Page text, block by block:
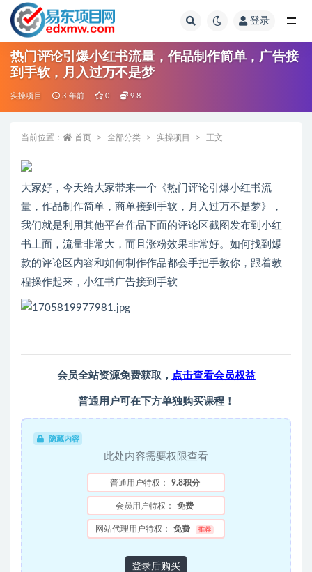
登录
热门评论引爆小红书流量，作品制作简单，广告接
到手软，月入过万不是梦
实操项目 3 年前 0 9.8
当前位置： 首页 全部分类 实操项目 正文
大家好，今天给大家带来一个《热门评论引爆小红书流
量，作品制作简单，商单接到手软，月入过万不是梦》，
我们就是利用其他平台作品下面的评论区截图发布到小红
书上面，流量非常大，而且涨粉效果非常好。如何找到爆
款的评论区内容和如何制作作品都会手把手教你，跟着教
程操作起来，小红书广告接到手软
会员全站资源免费获取， 点击查看会员权益
普通用户可在下方单独购买课程！
隐藏内容
此处内容需要权限查看
普通用户特权： 9.8积分
会员用户特权： 免费
网站代理用户特权： 免费 推荐
登录后购买